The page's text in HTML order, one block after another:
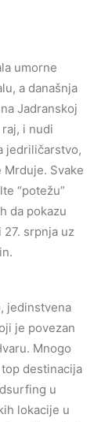
umorne
a današnja
Jadranskoj
i nudi
jedriličarstvo,
Svake
“potežu”
da pokazu
srpnja uz
jedinstvena
je povezan
Mnogo
destinacija
u
lokacije u